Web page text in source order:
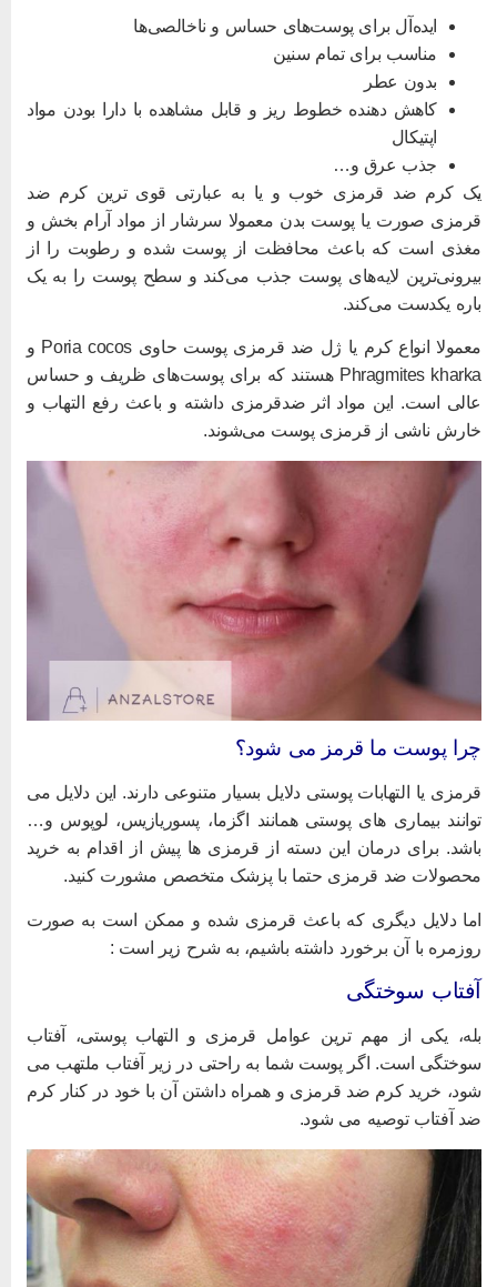
ایده‌آل برای پوست‌های حساس و ناخالصی‌ها
مناسب برای تمام سنین
بدون عطر
کاهش دهنده خطوط ریز و قابل مشاهده با دارا بودن مواد
اپتیکال
جذب عرق و…
کرم ضد قرمزی خوب و یا به عبارتی قوی‌ ترین کرم ضد
صورت یا پوست بدن معمولا سرشار از مواد آرام بخش و
است که باعث محافظت از پوست شده و رطوبت را از
لایه‌های پوست جذب می‌کند و سطح پوست را به یک
یکدست می‌کند.
معمولا انواع کرم یا ژل ضد قرمزی پوست حاوی Poria cocos و
Phragmites kharka هستند که برای پوست‌های ظریف و حساس
است. این مواد اثر ضدقرمزی داشته و باعث رفع التهاب و
ناشی از قرمزی پوست می‌شوند.
پوست ما قرمز می شود؟
یا التهابات پوستی دلایل بسیار متنوعی دارند. این دلایل می
بیماری های پوستی همانند اگزما، پسوریازیس، لوپوس و…
برای درمان این دسته از قرمزی ها پیش از اقدام به خرید
ضد قرمزی حتما با پزشک متخصص مشورت کنید.
دلایل دیگری که باعث قرمزی شده و ممکن است به صورت
با آن برخورد داشته باشیم، به شرح زیر است :
سوختگی
یکی از مهم ترین عوامل قرمزی و التهاب پوستی، آفتاب
است. اگر پوست شما به راحتی در زیر آفتاب ملتهب می
خرید کرم ضد قرمزی و همراه داشتن آن با خود در کنار کرم
آفتابتوصیه می شود.